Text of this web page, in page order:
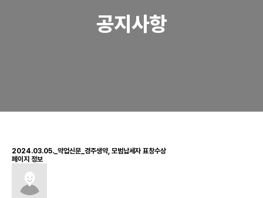
공지사항
2024.03.05._약업신문_경주생약, 모범납세자 표창수상
페이지 정보